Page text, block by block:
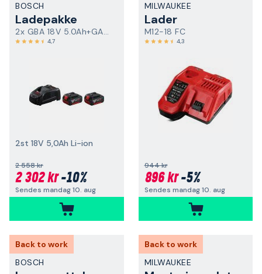
BOSCH
Ladepakke
2x GBA 18V 5.0Ah+GAL 1880 CV
4,7
2st 18V 5,0Ah Li-ion
2 558 kr
2 302 kr-10%
Sendes mandag 10. aug
MILWAUKEE
Lader
M12-18 FC
4,3
944 kr
896 kr-5%
Sendes mandag 10. aug
Back to work
BOSCH
Back to work
MILWAUKEE